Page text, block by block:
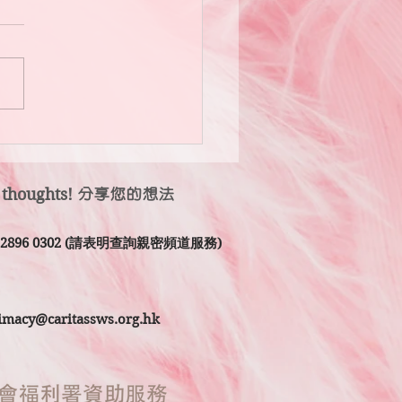
分享您的想法
0302 (請表明查詢親密頻道服務)